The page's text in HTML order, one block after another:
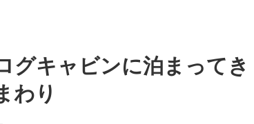
グキャビンに泊まってき
わり